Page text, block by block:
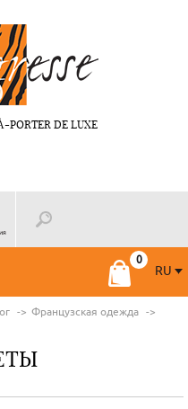
PORTER DE LUXE
RU
Французская одежда